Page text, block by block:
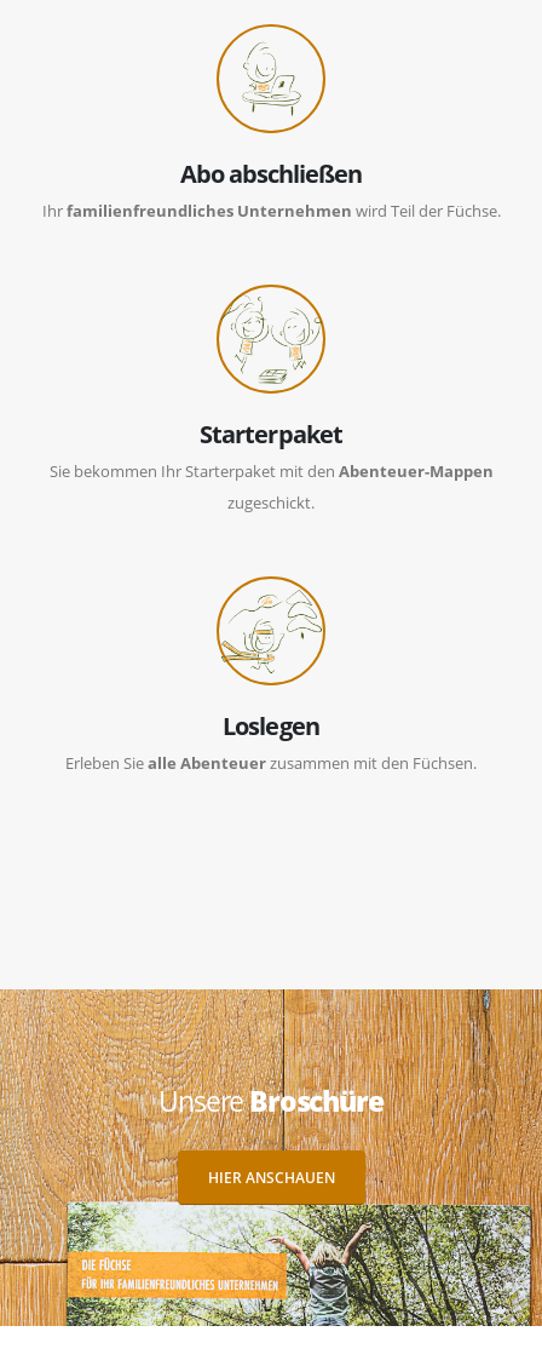
Abo abschließen
Ihrfamilienfreundliches Unternehmen wird Teil der Füchse.
Starterpaket
Sie bekommen Ihr Starterpaket mit den Abenteuer-Mappen
zugeschickt.
Loslegen
Erleben Siealle Abenteuerzusammen mit den Füchsen.
UnsereBroschüre
HIER ANSCHAUEN